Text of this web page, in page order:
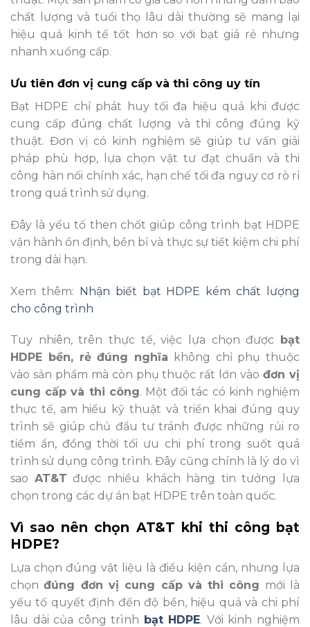
chất lượng và tuổi thọ lâu dài thường sẽ mang lại
hiệu quả kinh tế tốt hơn so với bạt giá rẻ nhưng
nhanh xuống cấp.
Ưu tiên đơn vị cung cấp và thi công uy tín
Bạt HDPE chỉ phát huy tối đa hiệu quả khi được
cung cấp đúng chất lượng và thi công đúng kỹ
thuật. Đơn vị có kinh nghiệm sẽ giúp tư vấn giải
pháp phù hợp, lựa chọn vật tư đạt chuẩn và thi
công hàn nối chính xác, hạn chế tối đa nguy cơ rò rỉ
trong quá trình sử dụng.
Đây là yếu tố then chốt giúp công trình bạt HDPE
vận hành ổn định, bền bỉ và thực sự tiết kiệm chi phí
trong dài hạn.
Xem thêm: Nhận biết bạt HDPE kém chất lượng
cho công trình
Tuy nhiên, trên thực tế, việc lựa chọn được
bạt
HDPE bền, rẻ đúng nghĩa không chỉ phụ thuộc
vào sản phẩm mà còn phụ thuộc rất lớn vàođơn vị
cung cấp và thi công. Một đối tác có kinh nghiệm
thực tế, am hiểu kỹ thuật và triển khai đúng quy
trình sẽ giúp chủ đầu tư tránh được những rủi ro
tiềm ẩn, đồng thời tối ưu chi phí trong suốt quá
trình sử dụng công trình. Đây cũng chính là lý do vì
sao AT&T được nhiều khách hàng tin tưởng lựa
chọn trong các dự án bạt HDPE trên toàn quốc.
Vì sao nên chọn AT&T khi thi công bạt
HDPE?
Lựa chọn đúng vật liệu là điều kiện cần, nhưng lựa
chọnđúng đơn vị cung cấp và thi công mới là
yếu tố quyết định đến độ bền, hiệu quả và chi phí
lâu dài của công trình bạt HDPE. Với kinh nghiệm